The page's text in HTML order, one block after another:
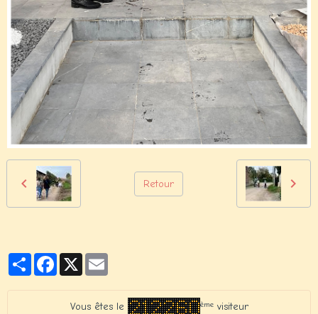
Retour
PartagerFacebook
X
Vous êtes le èmevisiteur